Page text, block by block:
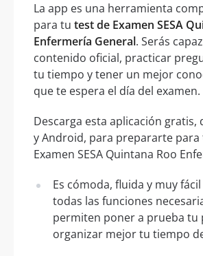
La app es una herramienta
para tu test de Examen SESA
Enfermería General. Serás
contenido oficial, practicar
tu tiempo y tener un mejor
que te espera el día del examen.
Descarga esta aplicación gratis,
y Android, para prepararte para
Examen SESA Quintana Roo
Es cómoda, fluida y muy
todas las funciones
permiten poner a prueba tu
organizar mejor tu tiempo